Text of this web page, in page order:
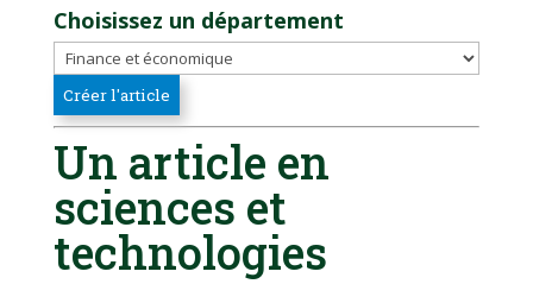
Choisissez un département
Un article en
sciences et
technologies